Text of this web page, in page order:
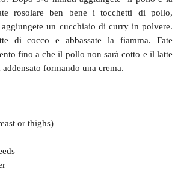
rosolare ben bene i tocchetti di pollo,
aggiungete un cucchiaio di curry in polvere.
di cocco e abbassate la fiamma. Fate
fino a che il pollo non sarà cotto e il latte
formando una crema.
or thighs)